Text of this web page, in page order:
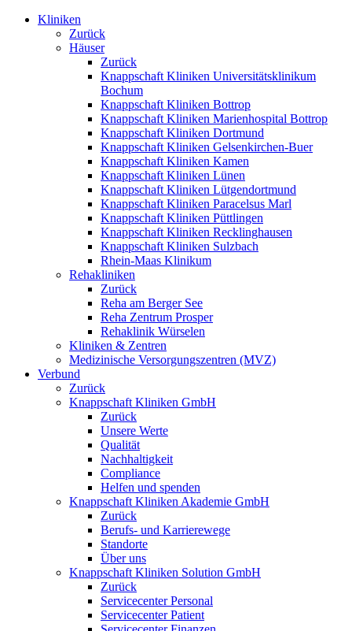
Kliniken
Zurück
Häuser
Zurück
Knappschaft Kliniken Universitätsklinikum
Bochum
Knappschaft Kliniken Bottrop
Knappschaft Kliniken Marienhospital Bottrop
Knappschaft Kliniken Dortmund
Knappschaft Kliniken Gelsenkirchen-Buer
Knappschaft Kliniken Kamen
Knappschaft Kliniken Lünen
Knappschaft Kliniken Lütgendortmund
Knappschaft Kliniken Paracelsus Marl
Knappschaft Kliniken Püttlingen
Knappschaft Kliniken Recklinghausen
Knappschaft Kliniken Sulzbach
Rhein-Maas Klinikum
Rehakliniken
Zurück
Reha am Berger See
Reha Zentrum Prosper
Rehaklinik Würselen
Kliniken & Zentren
Medizinische Versorgungszentren (MVZ)
Verbund
Zurück
Knappschaft Kliniken GmbH
Zurück
Unsere Werte
Qualität
Nachhaltigkeit
Compliance
Helfen und spenden
Knappschaft Kliniken Akademie GmbH
Zurück
Berufs- und Karrierewege
Standorte
Über uns
Knappschaft Kliniken Solution GmbH
Zurück
Servicecenter Personal
Servicecenter Patient